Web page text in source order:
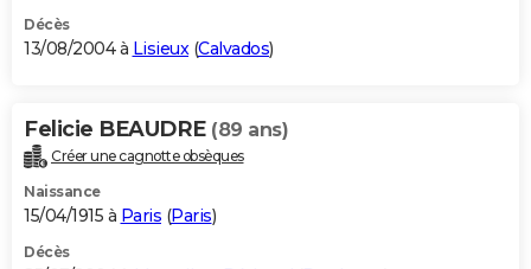
Décès
13/08/2004 à Lisieux (Calvados)
Felicie BEAUDRE (89 ans)
Créer une cagnotte obsèques
Naissance
15/04/1915 à Paris (Paris)
Décès